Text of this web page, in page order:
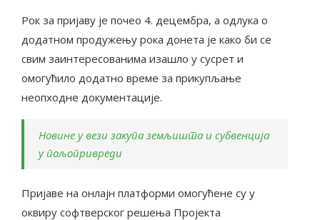
Рок за пријаву је почео 4. децембра, а одлука о
додатном продужењу рока донета је како би се
свим заинтересованима изашло у сусрет и
омогућило додатно време за прикупљање
неопходне документације.
Новине у вези закупа земљишта и субвенција
у пољопривреди
Пријаве на онлајн платформи омогућене су у
оквиру софтверског решења Пројекта